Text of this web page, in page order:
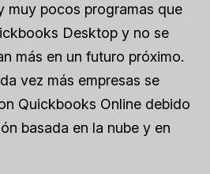
muy pocos programas que
Desktop y no se
más en un futuro próximo.
vez más empresas se
Quickbooks Online debido
basada en la nube y en